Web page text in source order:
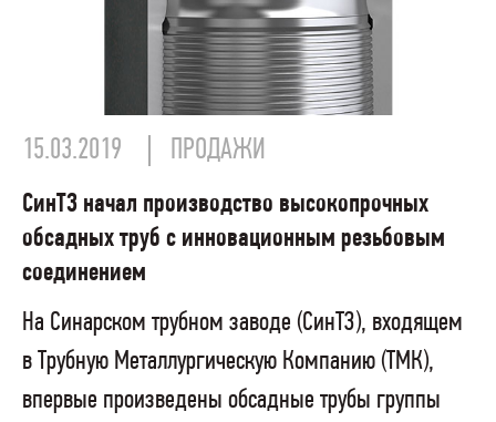
15.03.2019 ПРОДАЖИ
СинТЗ начал производство высокопрочных
обсадных труб с инновационным резьбовым
соединением
На Синарском трубном заводе (СинТЗ), входящем
в Трубную Металлургическую Компанию (ТМК),
впервые произведены обсадные трубы группы